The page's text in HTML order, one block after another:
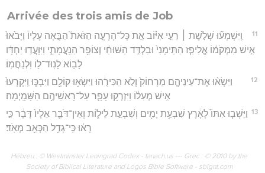
Arrivée des trois amis de Job
11
וַֽיִּשְׁמְע֞וּ שְׁלֹ֣שֶׁת ׀ רֵעֵ֣י אִיּ֗וֹב אֵ֣ת כָּל־הָרָעָ֣ה הַזֹּאת֮ הַבָּ֣אָה עָלָיו֒ וַיָּבֹ֙אוּ֙
אִ֣ישׁ מִמְּקֹמ֔וֹ אֱלִיפַ֤ז הַתֵּימָנִי֙ וּבִלְדַּ֣ד הַשּׁוּחִ֔י וְצוֹפַ֖ר הַנַּֽעֲמָתִ֑י וַיִּוָּעֲד֣וּ יַחְדָּ֔ו
לָב֥וֹא לָנֽוּד־ל֖וֹ וּֽלְנַחֲמֽוֹ׃
12
וַיִּשְׂא֨וּ אֶת־עֵינֵיהֶ֤ם מֵרָחוֹק֙ וְלֹ֣א הִכִּירֻ֔הוּ וַיִּשְׂא֥וּ קוֹלָ֖ם וַיִּבְכּ֑וּ וַֽיִּקְרְעוּ֙
אִ֣ישׁ מְעִל֔וֹ וַיִּזְרְק֥וּ עָפָ֛ר עַל־רָאשֵׁיהֶ֖ם הַשָּׁמָֽיְמָה׃
13 וַיֵּשְׁב֤וּ אִתּוֹ֙ לָאָ֔רֶץ שִׁבְעַ֥ת יָמִ֖ים וְשִׁבְעַ֣ת לֵיל֑וֹת וְאֵין־דֹּבֵ֤ר אֵלָיו֙ דָּבָ֔ר כִּ֣י
רָא֔וּ כִּֽי־גָדַ֥ל הַכְּאֵ֖ב מְאֹֽד׃
Hébreu : © Westminster Leningrad Codex - tanach.us --- Grec : © 2010 by the
Society of Biblical Literature and Logos Bible Software - sblgnt.com